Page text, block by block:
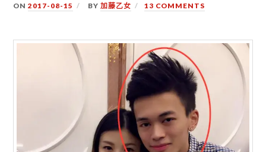
ON2017-08-15 BY加藤乙女 13 COMMENTS